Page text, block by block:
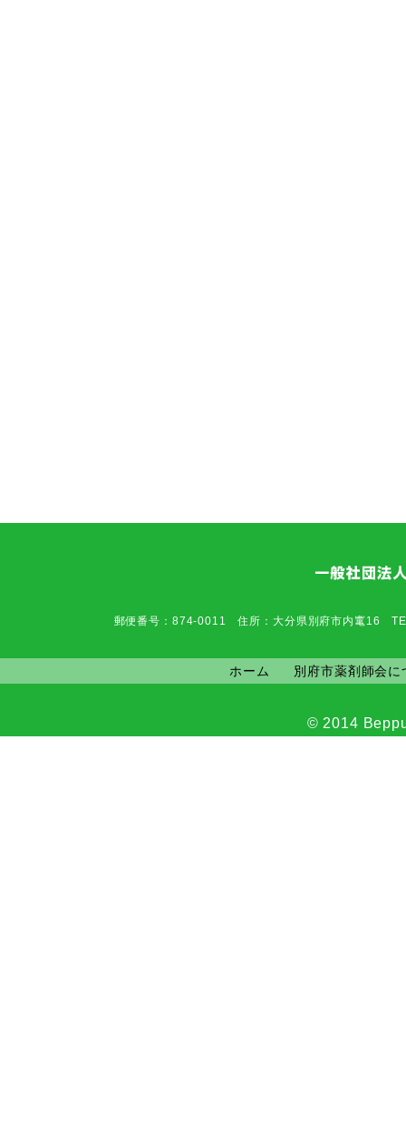
郵便番号：874-0011 住所：大分県別府市内竃16
ホーム 別府市薬剤師会に
© 2014